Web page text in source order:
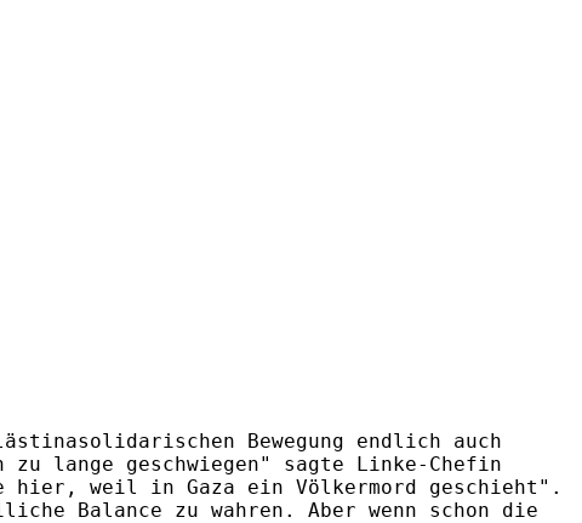
Bewegung endlich auch
lange geschwiegen" sagte Linke-Chefin
hier, weil in Gaza ein Völkermord geschieht".
Balance zu wahren. Aber wenn schon die